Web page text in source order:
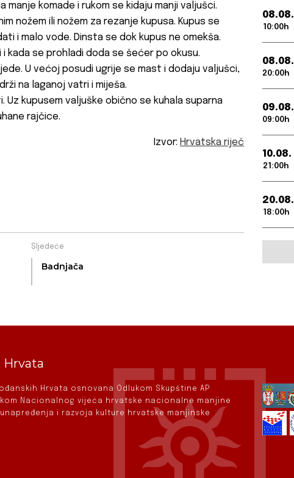
manje komade i rukom se kidaju manji valjušci.
nožem ili nožem za rezanje kupusa. Kupus se
i malo vode. Dinsta se dok kupus ne omekša.
kada se prohladi doda se šećer po okusu.
U većoj posudi ugrije se mast i dodaju valjušci,
na laganoj vatri i miješa.
kupusem valjuške obično se kuhala suparna
rajčice.
Izvor:Hrvatska riječ
Sljedeće
Badnjača
08.08.
10:00h
08.08.
20:00h
09.08.
09:00h
10.08.
21:00h
20.08.
18:00h
Hrvata
Hrvata osnovana Odlukom Skupštine AP
Nacionalnog vijeća hrvatske nacionalne manjine
i razvoja kulture hrvatske manjinske